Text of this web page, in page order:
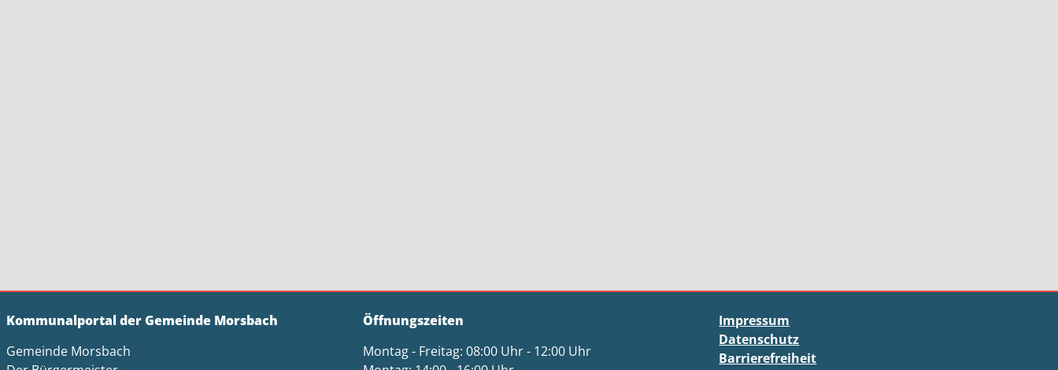
Kommunalportal der Gemeinde Morsbach
Gemeinde Morsbach
Öffnungszeiten
Montag - Freitag: 08:00 Uhr - 12:00 Uhr
Impressum
Datenschutz
Barrierefreiheit